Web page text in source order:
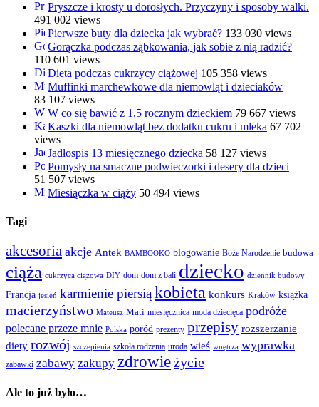
Pryszcze i krosty u dorosłych. Przyczyny i sposoby walki.
491 002 views
Pierwsze buty dla dziecka jak wybrać? 133 030 views
Gorączka podczas ząbkowania, jak sobie z nią radzić?
110 601 views
Dieta podczas cukrzycy ciążowej 105 358 views
Muffinki marchewkowe dla niemowląt i dzieciaków
83 107 views
W co się bawić z 1,5 rocznym dzieckiem 79 667 views
Kaszki dla niemowląt bez dodatku cukru i mleka 67 702
views
Jadłospis 13 miesięcznego dziecka 58 127 views
Pomysły na smaczne podwieczorki i desery dla dzieci
51 507 views
Miesiączka w ciąży 50 494 views
Tagi
akcesoria akcje Antek BAMBOOKO blogowanie Boże Narodzenie budowa
ciąża cukrzyca ciążowa DIY dom dom z bali dziecko dziennik budowy
Francja jesień karmienie piersiąkobieta konkurs Kraków książka
macierzyństwo Mateusz Mati miesięcznica moda dziecięca podróże
polecane przeze mnie Polska poród prezenty przepisy rozszerzanie
diety rozwój szczepienia szkoła rodzenia uroda wieś wnętrza wyprawka
zabawki zabawy zakupy zdrowieżycie
Ale to już było…